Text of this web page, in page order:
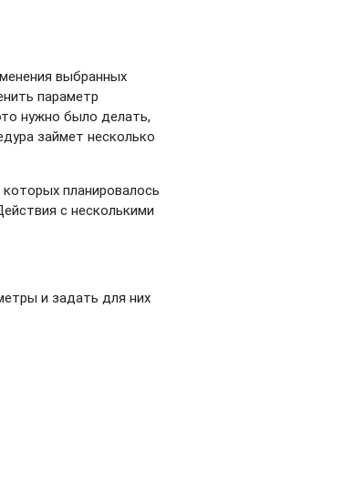
выбранных
параметр
нужно было делать,
займет несколько
планировалось
с несколькими
и задать для них